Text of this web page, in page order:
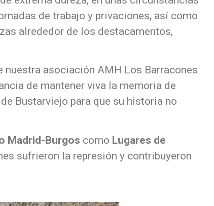
de trabajo y privaciones, así como
alrededor de los destacamentos,
asociación AMH Los Barracones
de mantener viva la memoria de
Bustarviejo para que su historia no
Madrid-Burgos como Lugares de
sufrieron la represión y contribuyeron